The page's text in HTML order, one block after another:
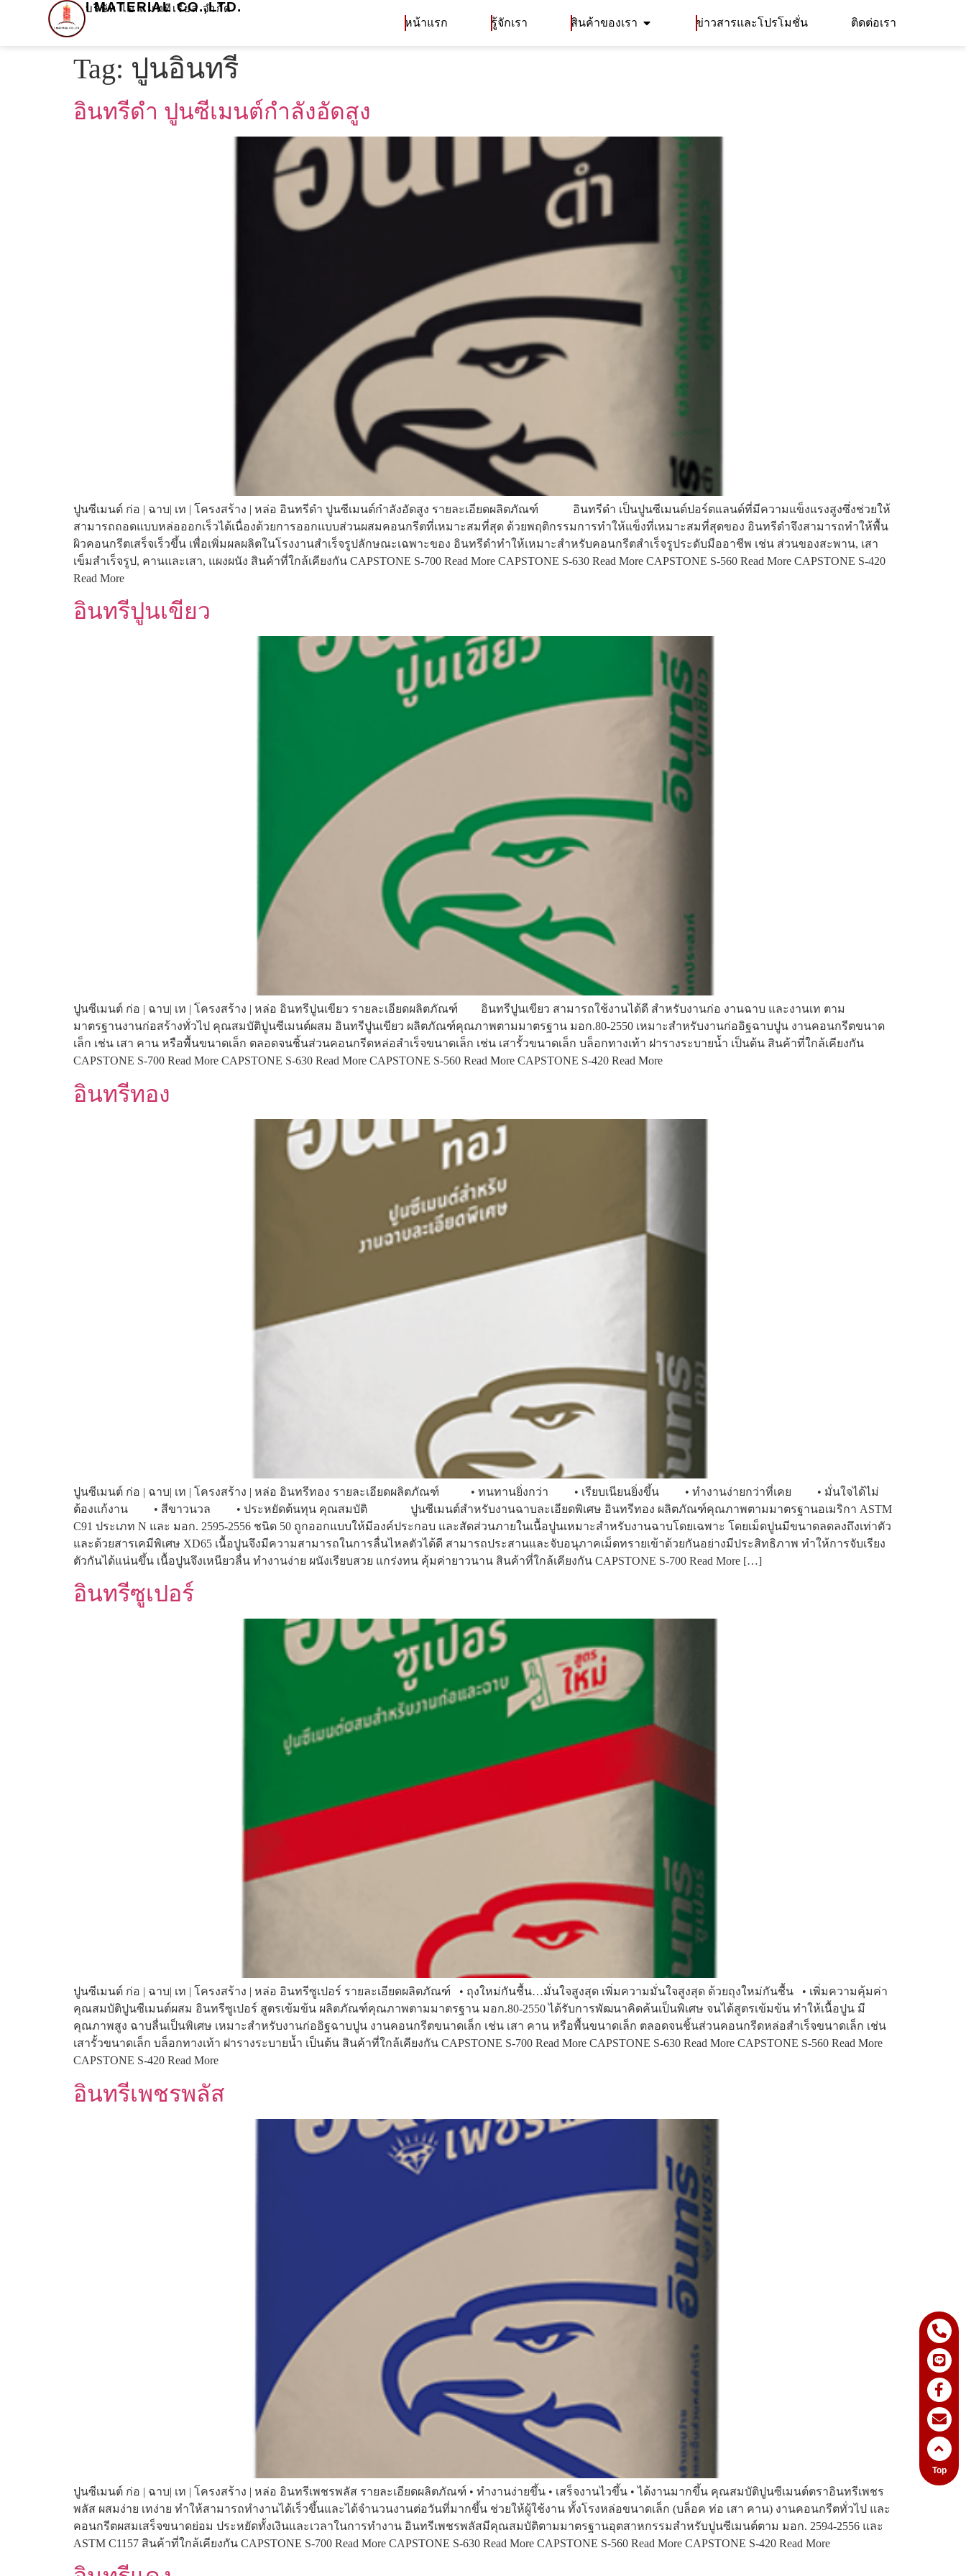
I MATERIAL CO.,LTD.
บริษัท ไอ แมททีเรียล จำกัด
หน้าแรก
รู้จักเรา สินค้าของเรา ข่าวสารและโปรโมชั่น ติดต่อเรา
Tag: ปูนอินทรี
อินทรีดำ​ ปูนซีเมนต์กำลังอัดสูง
ปูนซีเมนต์ ก่อ | ฉาบ| เท | โครงสร้าง | หล่อ อินทรีดำ​ ปูนซีเมนต์กำลังอัดสูง รายละเอียดผลิตภัณฑ์ อินทรีดำ เป็นปูนซีเมนต์ปอร์ตแลนด์ที่มีความแข็งแรงสูงซึ่งช่วยให้
สามารถถอดแบบหล่อออกเร็วได้เนื่องด้วยการออกแบบส่วนผสมคอนกรีตที่เหมาะสมที่สุด ​ด้วยพฤติกรรมการทำให้แข็งที่เหมาะสมที่สุดของ อินทรีดำจึงสามารถทำให้พื้น
ผิวคอนกรีตเสร็จเร็วขึ้น เพื่อเพิ่มผลผลิตในโรงงานสำเร็จรูป​​ลักษณะเฉพาะของ อินทรีดำทำให้เหมาะสำหรับคอนกรีตสำเร็จรูประดับมืออาชีพ เช่น ส่วนของสะพาน, เสา
เข็มสำเร็จรูป, คานและเสา, แผงผนัง สินค้าที่ใกล้เคียงกัน CAPSTONE S-700 Read More CAPSTONE S-630 Read More CAPSTONE S-560 Read More CAPSTONE S-420
Read More
อินทรีปูนเขียว
ปูนซีเมนต์ ก่อ | ฉาบ| เท | โครงสร้าง | หล่อ อินทรีปูนเขียว รายละเอียดผลิตภัณฑ์ อินทรีปูนเขียว สามารถใช้งานได้ดี สำหรับงานก่อ งานฉาบ และงานเท ตาม
มาตรฐานงานก่อสร้างทั่วไป คุณสมบัติปูนซีเมนต์ผสม อินทรีปูนเขียว ผลิตภัณฑ์คุณภาพตามมาตรฐาน มอก.80-2550 เหมาะสำหรับงานก่ออิฐฉาบปูน งานคอนกรีตขนาด
เล็ก เช่น เสา คาน หรือพื้นขนาดเล็ก ตลอดจนชิ้นส่วนคอนกรีดหล่อสำเร็จขนาดเล็ก เช่น เสารั้วขนาดเล็ก บล็อกทางเท้า ฝารางระบายน้ำ เป็นต้น สินค้าที่ใกล้เคียงกัน
CAPSTONE S-700 Read More CAPSTONE S-630 Read More CAPSTONE S-560 Read More CAPSTONE S-420 Read More
อินทรีทอง
ปูนซีเมนต์ ก่อ | ฉาบ| เท | โครงสร้าง | หล่อ อินทรีทอง รายละเอียดผลิตภัณฑ์ • ทนทานยิ่งกว่า • เรียบเนียนยิ่งขึ้น • ทำงานง่ายกว่าที่เคย • มั่นใจได้ไม่
ต้องแก้งาน • สีขาวนวล • ประหยัดต้นทุน คุณสมบัติ ปูนซีเมนต์สำหรับงานฉาบละเอียดพิเศษ อินทรีทอง ผลิตภัณฑ์คุณภาพตามมาตรฐานอเมริกา ASTM
C91 ประเภท N และ มอก. 2595-2556 ชนิด 50 ถูกออกแบบให้มีองค์ประกอบ และสัดส่วนภายในเนื้อปูนเหมาะสำหรับงานฉาบโดยเฉพาะ โดยเม็ดปูนมีขนาดลดลงถึงเท่าตัว
และด้วยสารเคมีพิเศษ XD65 เนื้อปูนจึงมีความสามารถในการลื่นไหลตัวได้ดี สามารถประสานและจับอนุภาคเม็ดทรายเข้าด้วยกันอย่างมีประสิทธิภาพ ทำให้การจับเรียง
ตัวกันได้แน่นขึ้น เนื้อปูนจึงเหนียวลื่น ทำงานง่าย ผนังเรียบสวย แกร่งทน คุ้มค่ายาวนาน สินค้าที่ใกล้เคียงกัน CAPSTONE S-700 Read More […]
อินทรีซูเปอร์
ปูนซีเมนต์ ก่อ | ฉาบ| เท | โครงสร้าง | หล่อ อินทรีซูเปอร์ รายละเอียดผลิตภัณฑ์ • ถุงใหม่กันชื้น…มั่นใจสูงสุด เพิ่มความมั่นใจสูงสุด ด้วยถุงใหม่กันชื้น • เพิ่มความคุ้มค่า
คุณสมบัติปูนซีเมนต์ผสม อินทรีซูเปอร์ สูตรเข้มข้น ผลิตภัณฑ์คุณภาพตามมาตรฐาน มอก.80-2550 ได้รับการพัฒนาคิดค้นเป็นพิเศษ จนได้สูตรเข้มข้น ทำให้เนื้อปูน มี
คุณภาพสูง ฉาบลื่นเป็นพิเศษ เหมาะสำหรับงานก่ออิฐฉาบปูน งานคอนกรีตขนาดเล็ก เช่น เสา คาน หรือพื้นขนาดเล็ก ตลอดจนชิ้นส่วนคอนกรีดหล่อสำเร็จขนาดเล็ก เช่น
เสารั้วขนาดเล็ก บล็อกทางเท้า ฝารางระบายน้ำ เป็นต้น สินค้าที่ใกล้เคียงกัน CAPSTONE S-700 Read More CAPSTONE S-630 Read More CAPSTONE S-560 Read More
CAPSTONE S-420 Read More
อินทรีเพชรพลัส
ปูนซีเมนต์ ก่อ | ฉาบ| เท | โครงสร้าง | หล่อ อินทรีเพชรพลัส รายละเอียดผลิตภัณฑ์ • ทำงานง่ายขึ้น • เสร็จงานไวขึ้น • ได้งานมากขึ้น คุณสมบัติปูนซีเมนต์ตราอินทรีเพชร
พลัส ผสมง่าย เทง่าย ทำให้สามารถทำงานได้เร็วขึ้นและได้จำนวนงานต่อวันที่มากขึ้น ช่วยให้ผู้ใช้งาน ทั้งโรงหล่อขนาดเล็ก (บล็อค ท่อ เสา คาน) งานคอนกรีตทั่วไป และ
คอนกรีตผสมเสร็จขนาดย่อม ประหยัดทั้งเงินและเวลาในการทำงาน อินทรีเพชรพลัสมีคุณสมบัติตามมาตรฐานอุตสาหกรรมสำหรับปูนซีเมนต์ตาม มอก. 2594-2556 และ
ASTM C1157 สินค้าที่ใกล้เคียงกัน CAPSTONE S-700 Read More CAPSTONE S-630 Read More CAPSTONE S-560 Read More CAPSTONE S-420 Read More
Top